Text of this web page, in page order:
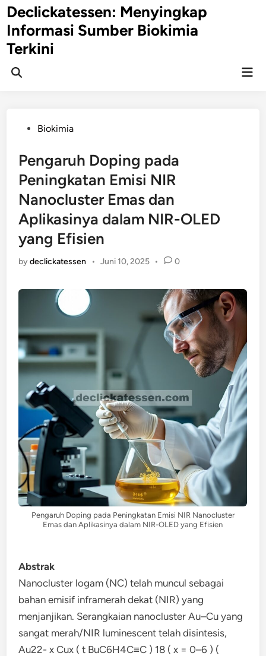
Skip
to
content
Declickatessen: Menyingkap
Informasi Sumber Biokimia
Terkini
Open
PostedBiokimia
Pengaruh Doping pada
Peningkatan Emisi NIR
Nanocluster Emas dan
Aplikasinya dalam NIR-OLED
yang Efisien
bydeclickatessen • Juni 10, 2025 • 0
Pengaruh Doping pada Peningkatan Emisi NIR Nanocluster
Emas dan Aplikasinya dalam NIR-OLED yang Efisien
Abstrak
Nanocluster logam (NC) telah muncul sebagai
bahan emisif inframerah dekat (NIR) yang
menjanjikan. Serangkaian nanocluster Au–Cu yang
sangat merah/NIR luminescent telah disintesis,
Au22- x Cux ( t BuC6H4C≡C ) 18 ( x = 0–6 ) (